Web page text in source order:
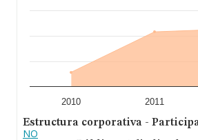
2010 2011
Estructura corporativa -
NO